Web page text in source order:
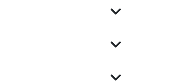
expand_more
expand_more